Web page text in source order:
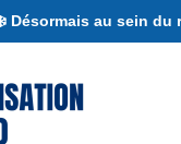
Désormais au sein du